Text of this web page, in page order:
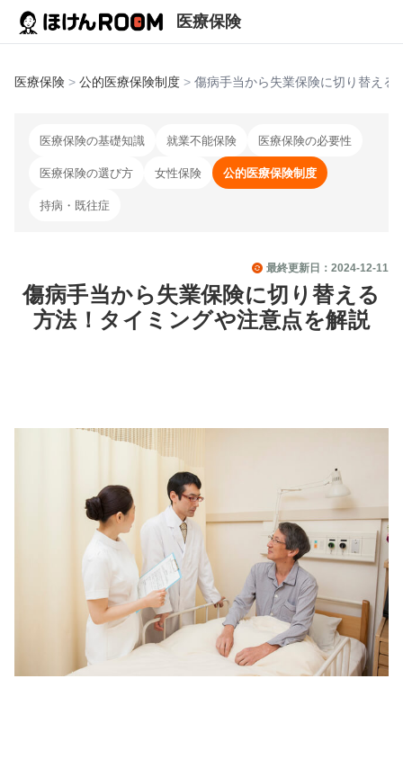
医療保険
医療保険 > 公的医療保険制度 > 傷病手当から失業保険に切り替える
医療保険の基礎知識 就業不能保険 医療保険の必要性
医療保険の選び方 女性保険 公的医療保険制度
持病・既往症
最終更新日： 2024-12-11
傷病手当から失業保険に切り替える
方法！タイミングや注意点を解説